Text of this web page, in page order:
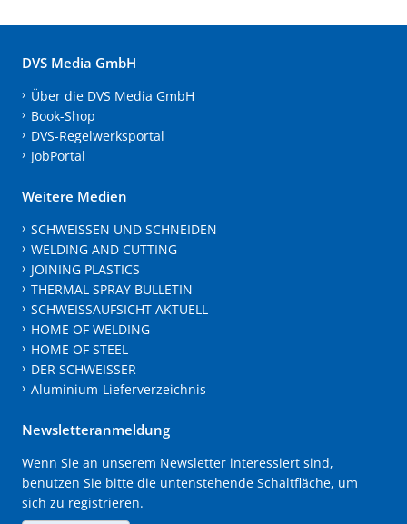
DVS Media GmbH
Über die DVS Media GmbH
Book-Shop
DVS-Regelwerksportal
JobPortal
Weitere Medien
SCHWEISSEN UND SCHNEIDEN
WELDING AND CUTTING
JOINING PLASTICS
THERMAL SPRAY BULLETIN
SCHWEISSAUFSICHT AKTUELL
HOME OF WELDING
HOME OF STEEL
DER SCHWEISSER
Aluminium-Lieferverzeichnis
Newsletteranmeldung
Wenn Sie an unserem Newsletter interessiert sind,
benutzen Sie bitte die untenstehende Schaltfläche, um
sich zu registrieren.